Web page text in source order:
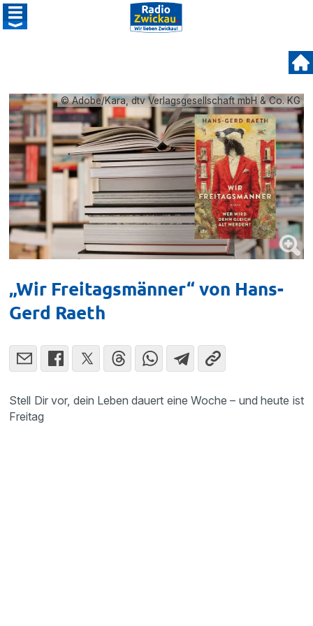
© Adobe/Kara, dtv Verlagsgesellschaft mbH & Co. KG
„Wir Freitagsmänner“ von Hans-
Gerd Raeth
Stell Dir vor, dein Leben dauert eine Woche – und heute ist
Freitag